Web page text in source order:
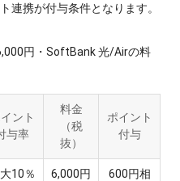
連携が付与条件となります。
円・SoftBank 光/Airの料
ント
与率
料金
（税
抜）
ポイント
付与
10％
6,000円
600円相